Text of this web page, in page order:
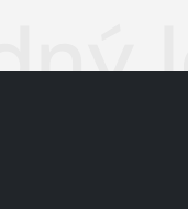
SVĚTLÝ/TMAVÝ REŽIM